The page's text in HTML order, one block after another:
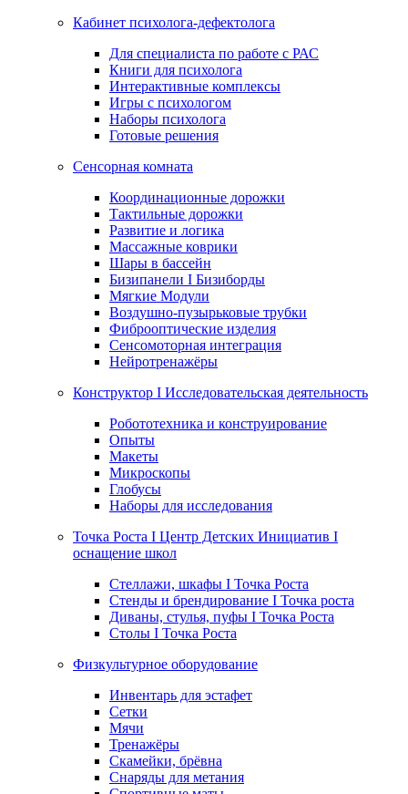
Кабинет психолога-дефектолога
Для специалиста по работе с РАС
Книги для психолога
Интерактивные комплексы
Игры с психологом
Наборы психолога
Готовые решения
Сенсорная комната
Координационные дорожки
Тактильные дорожки
Развитие и логика
Массажные коврики
Шары в бассейн
Бизипанели I Бизиборды
Мягкие Модули
Воздушно-пузырьковые трубки
Фиброоптические изделия
Сенсомоторная интеграция
Нейротренажёры
Конструктор I Исследовательская деятельность
Робототехника и конструирование
Опыты
Макеты
Микроскопы
Глобусы
Наборы для исследования
Точка Роста I Центр Детских Инициатив I
оснащение школ
Стеллажи, шкафы I Точка Роста
Стенды и брендирование I Точка роста
Диваны, стулья, пуфы I Точка Роста
Столы I Точка Роста
Физкультурное оборудование
Инвентарь для эстафет
Сетки
Мячи
Тренажёры
Скамейки, брёвна
Снаряды для метания